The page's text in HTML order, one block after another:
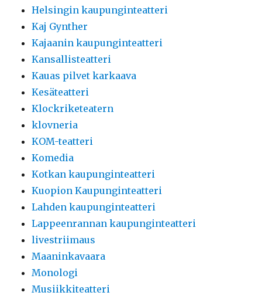
Helsingin kaupunginteatteri
Kaj Gynther
Kajaanin kaupunginteatteri
Kansallisteatteri
Kauas pilvet karkaava
Kesäteatteri
Klockriketeatern
klovneria
KOM-teatteri
Komedia
Kotkan kaupunginteatteri
Kuopion Kaupunginteatteri
Lahden kaupunginteatteri
Lappeenrannan kaupunginteatteri
livestriimaus
Maaninkavaara
Monologi
Musiikkiteatteri